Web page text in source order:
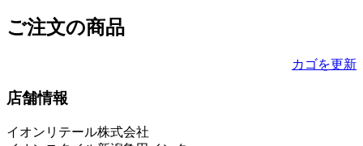
ご注文の商品
カゴを更新
店舗情報
イオンリテール株式会社